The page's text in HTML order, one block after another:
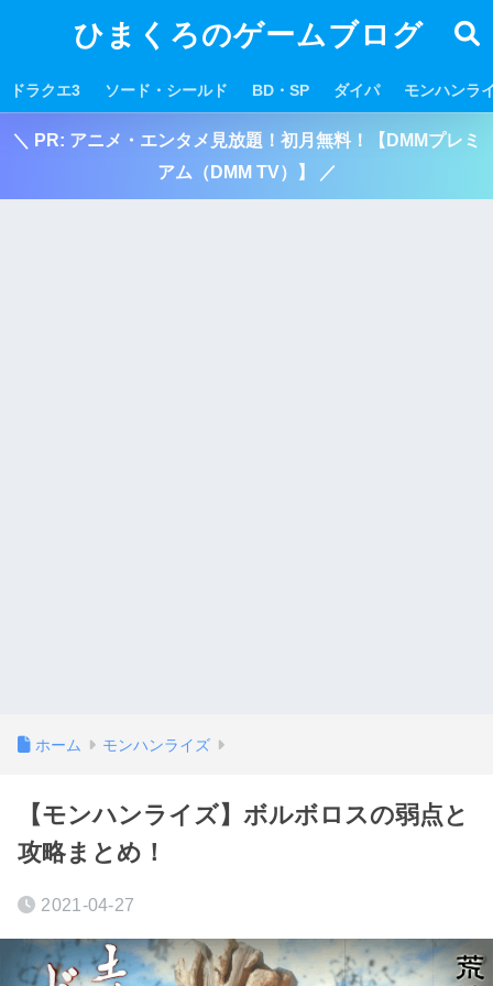
ひまくろのゲームブログ
ドラクエ3 ソード・シールド BD・SP ダイパ モンハンラ
＼ PR: アニメ・エンタメ見放題！初月無料！【DMMプレミ
アム（DMM TV）】 ／
ホーム モンハンライズ
【モンハンライズ】ボルボロスの弱点と
攻略まとめ！
2021-04-27